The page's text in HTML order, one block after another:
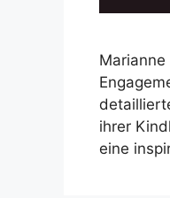
ihrer
eine